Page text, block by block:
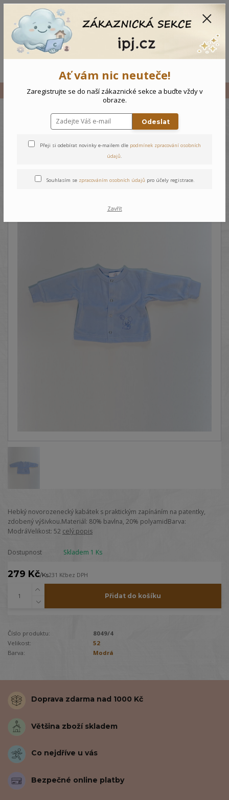
Vše Novorozenecký kabátek Zajíček
Novorozenecký kabátek
Zajíček
Hebký novorozenecký kabátek s praktickým zapínáním na patentky,
zdobený výšivkou.Materiál: 80% bavlna, 20% polyamidBarva:
ModráVelikost: 52 celý popis
Dostupnost Skladem 1 Ks
279 Kč/Ks231 Kčbez DPH
Přidat do košíku
Číslo produktu:
8049/4
Velikost:
52
Barva:
Modrá
Doprava zdarma nad 1000 Kč
Většina zboží skladem
Co nejdříve u vás
Bezpečné online platby
Ať vám nic neuteče!
Zaregistrujte se do naší zákaznické sekce a buďte vždy v
obraze.
Odeslat
Přeji si odebírat novinky e-mailem dle podmínek zpracování osobních
údajů.
Souhlasím se zpracováním osobních údajů pro účely registrace.
Zavřít